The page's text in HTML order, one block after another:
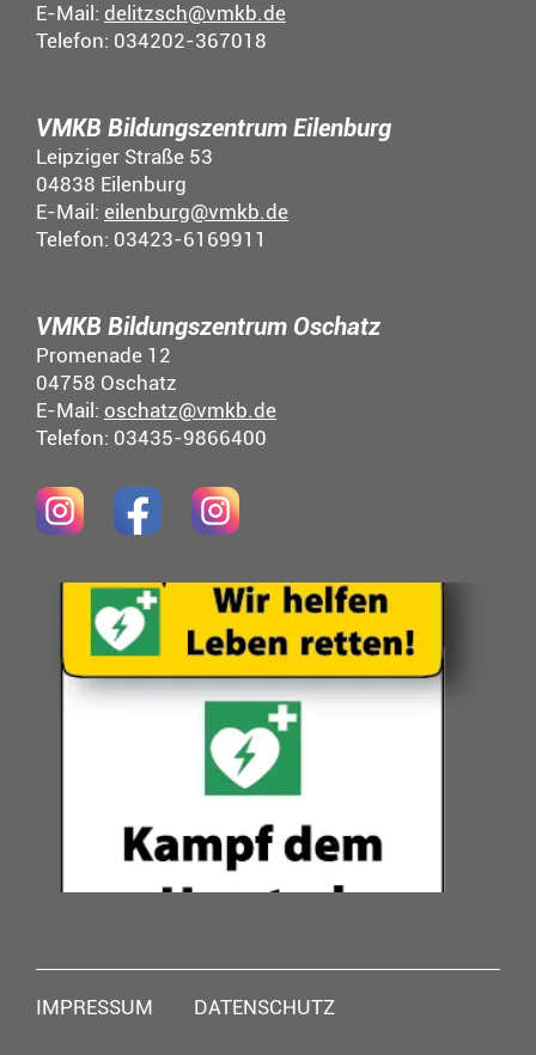
E-Mail: delitzsch@vmkb.de
Telefon: 034202-367018
VMKB Bildungszentrum Eilenburg
Leipziger Straße 53
04838 Eilenburg
E-Mail: eilenburg@vmkb.de
Telefon: 03423-6169911
VMKB Bildungszentrum Oschatz
Promenade 12
04758 Oschatz
E-Mail: oschatz@vmkb.de
Telefon: 03435-9866400
Navigation
IMPRESSUM DATENSCHUTZ